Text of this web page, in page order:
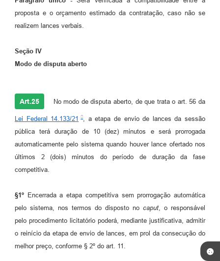
proposta e o orçamento estimado da contratação, caso não se
realizem lances verbais.
Seção IV
Modo de disputa aberto
Art.25 No modo de disputa aberto, de que trata o art. 56 da
Lei Federal 14.133/21
, a etapa de envio de lances da sessão
pública terá duração de 10 (dez) minutos e será prorrogada
automaticamente pelo sistema quando houver lance ofertado nos
últimos 2 (dois) minutos do período de duração da fase
competitiva.
§1º Encerrada a etapa competitiva sem prorrogação automática
pelo sistema, nos termos do disposto no caput , o responsável
pelo procedimento licitatório poderá, mediante justificativa, admitir
o reinício da etapa de envio de lances, em prol da consecução do
melhor preço, conforme § 2º do art. 11.